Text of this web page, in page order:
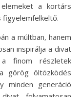
a kortárs
figyelemfelkeltő.
a múltban, hanem
inspirálja a divat
finom részletek
görög öltözködés
minden generáció